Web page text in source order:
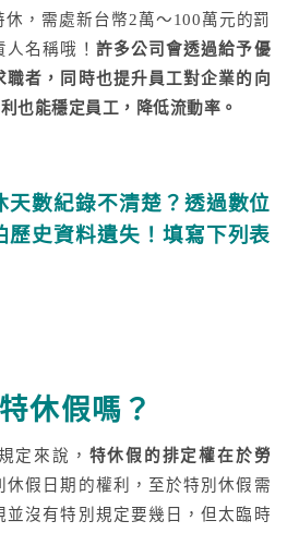
，需處新台幣2萬～100萬元的罰
名稱哦！ 許多公司會透過給予優
者，同時也提升員工對企業的向
也能穩定員工，降低流動率。
天數紀錄不清楚？透過數位
歷史資料遺失！填寫下列表
休假嗎？
定來說， 特休假的排定權在於勞
休假日期的權利，至於特別休假需
沒有特別規定要幾日，但太臨時